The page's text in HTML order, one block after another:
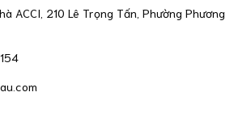
ACCI, 210 Lê Trọng Tấn, Phường Phương